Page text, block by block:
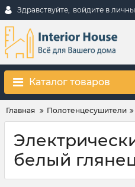
Здравствуйте, войдите в
Каталог товаров
Главная Полотенцесушители
белый глянец